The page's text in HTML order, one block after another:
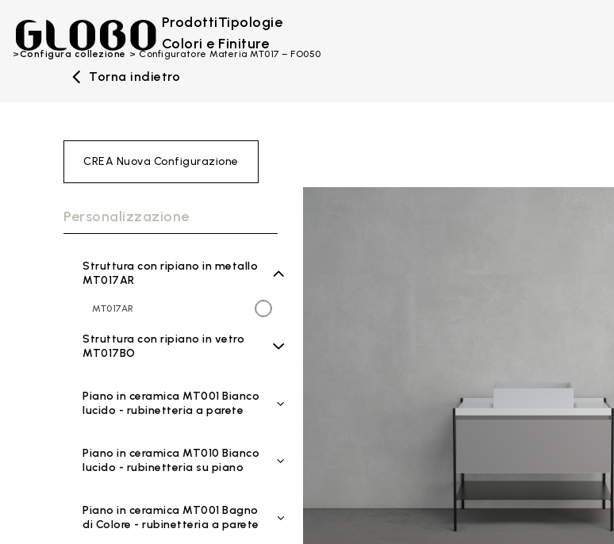
ProdottiTipologie
Colori e Finiture
Configura collezione Configuratore Materia MT017 – FO050
Torna indietro
CREA Nuova Configurazione
Personalizzazione
Struttura con ripiano in metallo
MT017AR
MT017AR
Struttura con ripiano in vetro
MT017BO
Piano in ceramica MT001 Bianco
lucido - rubinetteria a parete
Piano in ceramica MT010 Bianco
lucido - rubinetteria su piano
Piano in ceramica MT001 Bagno
di Colore - rubinetteria a parete